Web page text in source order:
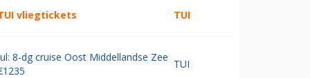
vliegtickets TUI
8-dg cruise Oost Middellandse Zee
TUI